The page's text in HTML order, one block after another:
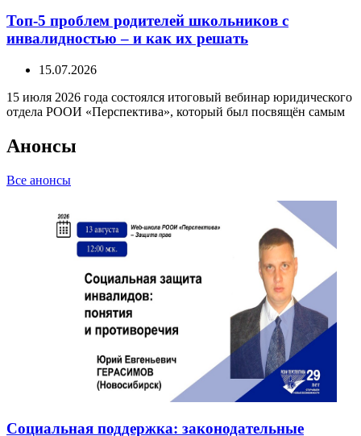
Топ-5 проблем родителей школьников с
инвалидностью – и как их решать
15.07.2026
15 июля 2026 года состоялся итоговый вебинар юридического
отдела РООИ «Перспектива», который был посвящён самым
Анонсы
Все анонсы
Социальная поддержка: законодательные